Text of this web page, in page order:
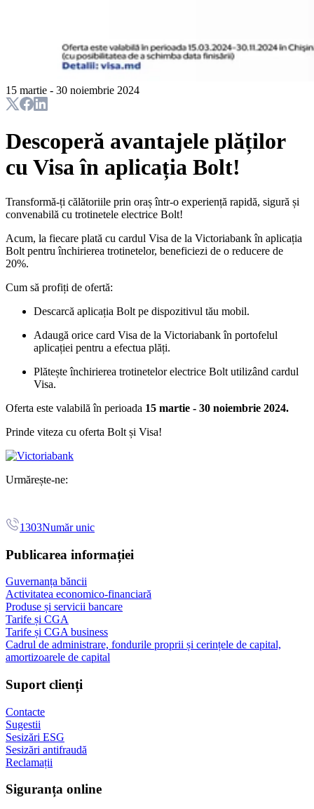
15 martie - 30 noiembrie 2024
Descoperă avantajele plăților
cu Visa în aplicația Bolt!
Transformă-ți călătoriile prin oraș într-o experiență rapidă, sigură și
convenabilă cu trotinetele electrice Bolt!
Acum, la fiecare plată cu cardul Visa de la Victoriabank în aplicația
Bolt pentru închirierea trotinetelor, beneficiezi de o reducere de
20%.
Cum să profiți de ofertă:
Descarcă aplicația Bolt pe dispozitivul tău mobil.
Adaugă orice card Visa de la Victoriabank în portofelul
aplicației pentru a efectua plăți.
Plătește închirierea trotinetelor electrice Bolt utilizând cardul
Visa.
Oferta este valabilă în perioada 15 martie - 30 noiembrie 2024.
Prinde viteza cu oferta Bolt și Visa!
Urmărește-ne:
1303Număr unic
Publicarea informației
Guvernanța băncii
Activitatea economico-financiară
Produse și servicii bancare
Tarife și CGA
Tarife și CGA business
Cadrul de administrare, fondurile proprii și cerințele de capital,
amortizoarele de capital
Suport clienți
Contacte
Sugestii
Sesizări ESG
Sesizări antifraudă
Reclamații
Siguranța online